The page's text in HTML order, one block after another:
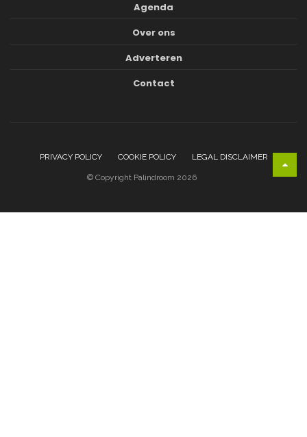
Agenda
Over ons
Adverteren
Contact
PRIVACY POLICY COOKIE POLICY LEGAL DISCLAIMER
© Copyright Palindroom 2026